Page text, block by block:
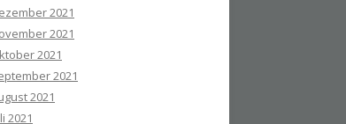
2021
2021
2021
2021
2021
2021